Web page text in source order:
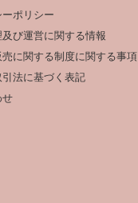
ポリシー
及び運営に関する情報
に関する制度に関する事項
法に基づく表記
せ